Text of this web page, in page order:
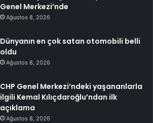
Genel Merkezi’nde
Ağustos 8, 2026
Dünyanın en çok satan otomobili belli
oldu
Ağustos 8, 2026
CHP Genel Merkezi’ndeki yaşananlarla
ilgili Kemal Kılıçdaroğlu’ndan ilk
açıklama
Ağustos 8, 2026